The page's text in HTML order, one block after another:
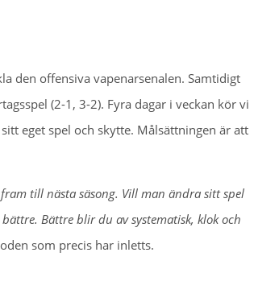
den offensiva vapenarsenalen. Samtidigt
(2-1, 3-2). Fyra dagar i veckan kör vi
eget spel och skytte. Målsättningen är att
till nästa säsong. Vill man ändra sitt spel
Bättre blir du av systematisk, klok och
som precis har inletts.